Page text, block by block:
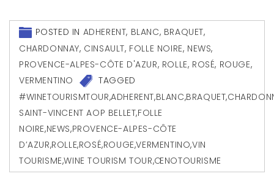
POSTED IN ADHERENT, BLANC, BRAQUET,
CHARDONNAY, CINSAULT, FOLLE NOIRE, NEWS,
PROVENCE-ALPES-CÔTE D'AZUR, ROLLE, ROSÉ, ROUGE,
VERMENTINO
TAGGED
#WINETOURISMTOUR,ADHERENT,BLANC,BRAQUET,
SAINT-VINCENT AOP BELLET,FOLLE
NOIRE,NEWS,PROVENCE-ALPES-CÔTE
D’AZUR,ROLLE,ROSÉ,ROUGE,VERMENTINO,VIN
TOURISME,WINE TOURISM TOUR,ŒNOTOURISME